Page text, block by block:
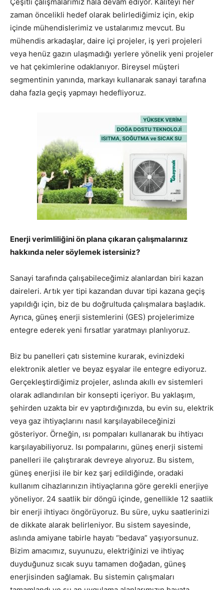
zaman öncelikli hedef olarak belirlediğimiz için, ekip
içinde mühendislerimiz ve ustalarımız mevcut. Bu
mühendis arkadaşlar, daire içi projeler, iş yeri projeleri
veya henüz gazın ulaşmadığı yerlere yönelik yeni projeler
ve hat çekimlerine odaklanıyor. Bireysel müşteri
segmentinin yanında, markayı kullanarak sanayi tarafına
daha fazla geçiş yapmayı hedefliyoruz.
Enerji verimliliğini ön plana çıkaran çalışmalarınız
hakkında neler söylemek istersiniz?
Sanayi tarafında çalışabileceğimiz alanlardan biri kazan
daireleri. Artık yer tipi kazandan duvar tipi kazana geçiş
yapıldığı için, biz de bu doğrultuda çalışmalara başladık.
Ayrıca, güneş enerji sistemlerini (GES) projelerimize
entegre ederek yeni fırsatlar yaratmayı planlıyoruz.
Biz bu panelleri çatı sistemine kurarak, evinizdeki
elektronik aletler ve beyaz eşyalar ile entegre ediyoruz.
Gerçekleştirdiğimiz projeler, aslında akıllı ev sistemleri
olarak adlandırılan bir konsepti içeriyor. Bu yaklaşım,
şehirden uzakta bir ev yaptırdığınızda, bu evin su, elektrik
veya gaz ihtiyaçlarını nasıl karşılayabileceğinizi
gösteriyor. Örneğin, ısı pompaları kullanarak bu ihtiyacı
karşılayabiliyoruz. Isı pompalarını, güneş enerji sistemi
panelleri ile çalıştırarak devreye alıyoruz. Bu sistem,
güneş enerjisi ile bir kez şarj edildiğinde, oradaki
kullanım cihazlarınızın ihtiyaçlarına göre gerekli enerjiye
yöneliyor. 24 saatlik bir döngü içinde, genellikle 12 saatlik
bir enerji ihtiyacı öngörüyoruz. Bu süre, uyku saatlerinizi
de dikkate alarak belirleniyor. Bu sistem sayesinde,
aslında amiyane tabirle hayatı “bedava” yaşıyorsunuz.
Bizim amacımız, suyunuzu, elektriğinizi ve ihtiyaç
duyduğunuz sıcak suyu tamamen doğadan, güneş
enerjisinden sağlamak. Bu sistemin çalışmaları